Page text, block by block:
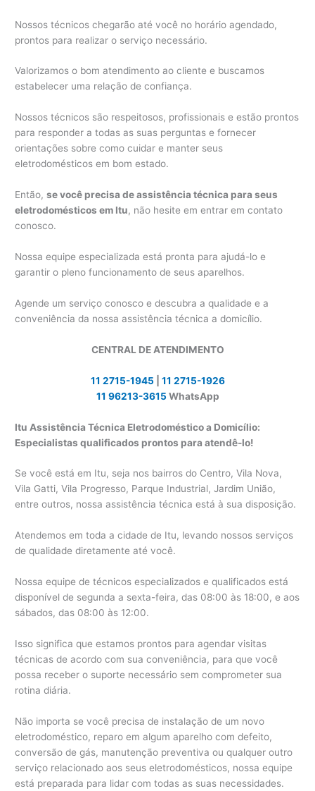
Nossos técnicos chegarão até você no horário agendado,
prontos para realizar o serviço necessário.
Valorizamos o bom atendimento ao cliente e buscamos
estabelecer uma relação de confiança.
Nossos técnicos são respeitosos, profissionais e estão prontos
para responder a todas as suas perguntas e fornecer
orientações sobre como cuidar e manter seus
eletrodomésticos em bom estado.
Então,se você precisa de assistência técnica para seus
eletrodomésticos em Itu, não hesite em entrar em contato
conosco.
Nossa equipe especializada está pronta para ajudá-lo e
garantir o pleno funcionamento de seus aparelhos.
Agende um serviço conosco e descubra a qualidade e a
conveniência da nossa assistência técnica a domicílio.
CENTRAL DE ATENDIMENTO
11 2715-1945
11 2715-1926
11 96213-3615 WhatsApp
Itu Assistência Técnica Eletrodoméstico a Domicílio:
Especialistas qualificados prontos para atendê-lo!
Se você está em Itu, seja nos bairros do Centro, Vila Nova,
Vila Gatti, Vila Progresso, Parque Industrial, Jardim União,
entre outros, nossa assistência técnica está à sua disposição.
Atendemos em toda a cidade de Itu, levando nossos serviços
de qualidade diretamente até você.
Nossa equipe de técnicos especializados e qualificados está
disponível de segunda a sexta-feira, das 08:00 às 18:00, e aos
sábados, das 08:00 às 12:00.
Isso significa que estamos prontos para agendar visitas
técnicas de acordo com sua conveniência, para que você
possa receber o suporte necessário sem comprometer sua
rotina diária.
Não importa se você precisa de instalação de um novo
eletrodoméstico, reparo em algum aparelho com defeito,
conversão de gás, manutenção preventiva ou qualquer outro
serviço relacionado aos seus eletrodomésticos, nossa equipe
está preparada para lidar com todas as suas necessidades.